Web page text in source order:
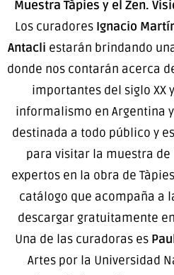
Muestra Tàpies y el Zen.
Los curadores Ignacio
Antacli estarán brindando
donde nos contarán acerca
importantes del siglo XX
informalismo en Argentina
destinada a todo público y
para visitar la muestra de
expertos en la obra de
catálogo que acompaña a
descargar gratuitamente
Una de las curadoras es
Artes por la Universidad